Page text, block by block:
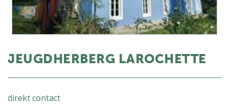
JEUGDHERBERG LAROCHETTE
direkt contact